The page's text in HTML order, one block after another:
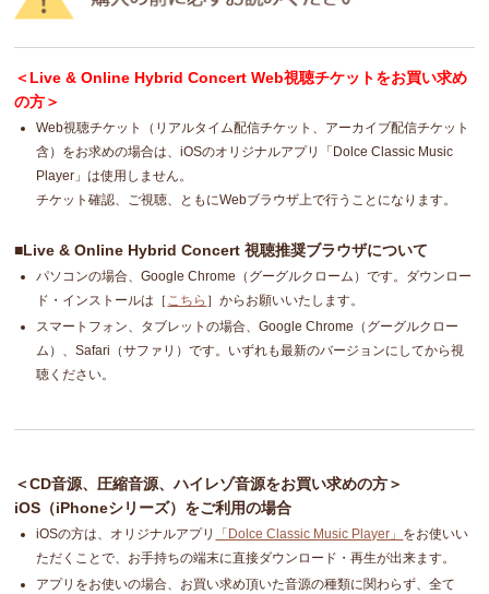
＜Live & Online Hybrid Concert Web視聴チケットをお買い求め
の方＞
Web視聴チケット（リアルタイム配信チケット、アーカイブ配信チケット
含）をお求めの場合は、iOSのオリジナルアプリ「Dolce Classic Music
Player」は使用しません。
チケット確認、ご視聴、ともにWebブラウザ上で行うことになります。
■Live & Online Hybrid Concert 視聴推奨ブラウザについて
パソコンの場合、Google Chrome（グーグルクローム）です。ダウンロー
ド・インストールは［ こちら ］からお願いいたします。
スマートフォン、タブレットの場合、Google Chrome（グーグルクロー
ム）、Safari（サファリ）です。いずれも最新のバージョンにしてから視
聴ください。
＜CD音源、圧縮音源、ハイレゾ音源をお買い求めの方＞
iOS（iPhoneシリーズ）をご利用の場合
iOSの方は、オリジナルアプリ 「Dolce Classic Music Player」 をお使いい
ただくことで、お手持ちの端末に直接ダウンロード・再生が出来ます。
アプリをお使いの場合、お買い求め頂いた音源の種類に関わらず、全て